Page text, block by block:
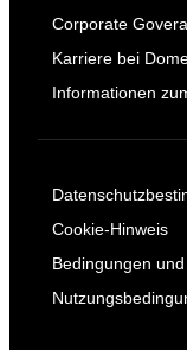
Corporate
Karriere bei
Informationen
Cookie-Hinweis
Bedingungen